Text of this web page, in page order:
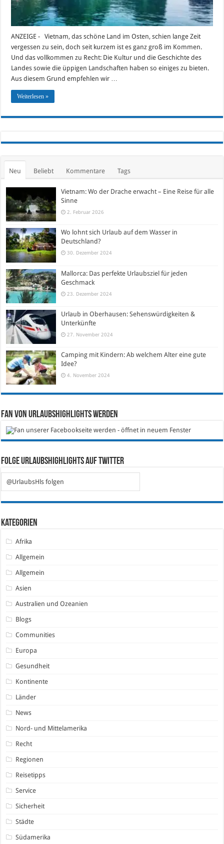
ANZEIGE - Vietnam, das schöne Land im Osten, schien lange Zeit
vergessen zu sein, doch seit kurzem ist es ganz groß im Kommen.
Und das vollkommen zu Recht: Die Kultur und die Geschichte des
Landes sowie die üppigen Landschaften haben so einiges zu bieten.
Aus diesem Grund empfehlen wir …
Weiterlesen »
Neu Beliebt Kommentare Tags
Vietnam: Wo der Drache erwacht – Eine Reise für alle
Sinne
2. Februar 2026
Wo lohnt sich Urlaub auf dem Wasser in
Deutschland?
30. Dezember 2024
Mallorca: Das perfekte Urlaubsziel für jeden
Geschmack
23. Dezember 2024
Urlaub in Oberhausen: Sehenswürdigkeiten &
Unterkünfte
27. November 2024
Camping mit Kindern: Ab welchem Alter eine gute
Idee?
4. November 2024
Fan von Urlaubshighlights werden
Folge Urlaubshighlights auf Twitter
@UrlaubsHls folgen
Kategorien
Afrika
Allgemein
Allgemein
Asien
Australien und Ozeanien
Blogs
Communities
Europa
Gesundheit
Kontinente
Länder
News
Nord- und Mittelamerika
Recht
Regionen
Reisetipps
Service
Sicherheit
Städte
Südamerika